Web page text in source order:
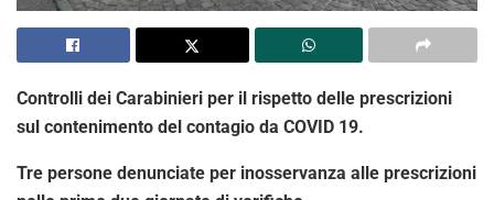
Controlli dei Carabinieri per il rispetto delle prescrizioni
sul contenimento del contagio da COVID 19.
Tre persone denunciate per inosservanza alle prescrizioni